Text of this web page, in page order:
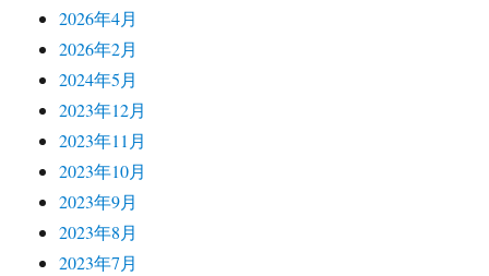
2026年4月
2026年2月
2024年5月
2023年12月
2023年11月
2023年10月
2023年9月
2023年8月
2023年7月